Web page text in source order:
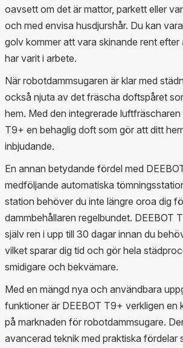
oavsett om det är mattor, parkett eller
och med envisa husdjurshår. Du kan
golv kommer att vara skinande rent
har varit i arbete.
När robotdammsugaren är klar med
också njuta av det fräscha doftspåret
hem. Med den integrerade luftfräscharen
T9+ en behaglig doft som gör att ditt
inbjudande.
En annan betydande fördel med
medföljande automatiska
station behöver du inte längre oroa dig
dammbehållaren regelbundet. DEEBOT
själv ren i upp till 30 dagar innan du
vilket sparar dig tid och gör hela
smidigare och bekvämare.
Med en mängd nya och användbara
funktioner är DEEBOT T9+ verkligen en
på marknaden för robotdammsugare.
avancerad teknik med praktiska fördelar